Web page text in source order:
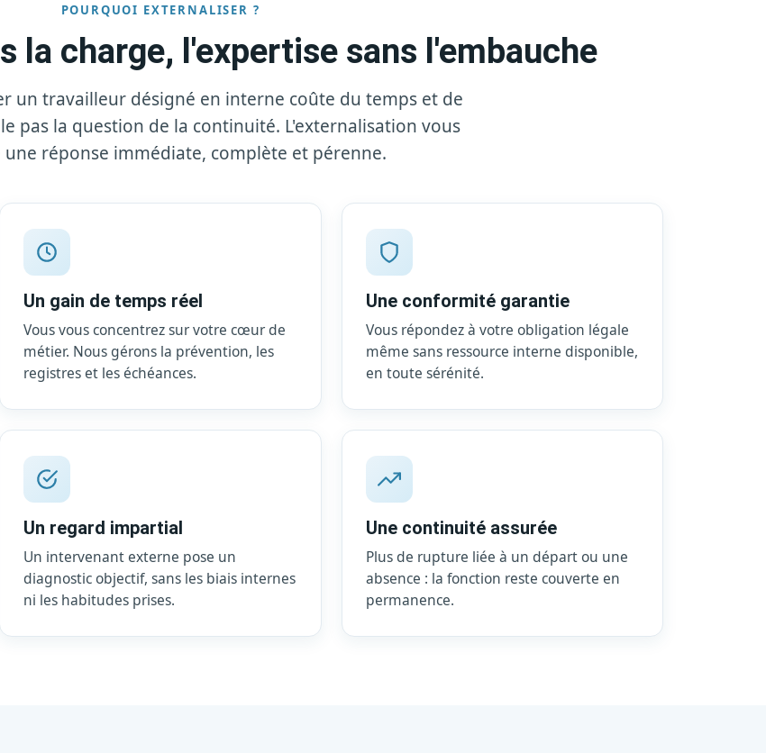
POURQUOI EXTERNALISER ?
la charge, l'expertise sans l'embauche
un travailleur désigné en interne coûte du temps et de
pas la question de la continuité. L'externalisation vous
réponse immédiate, complète et pérenne.
Un gain de temps réel
Vous vous concentrez sur votre cœur de
métier. Nous gérons la prévention, les
registres et les échéances.
Une conformité garantie
Vous répondez à votre obligation légale
même sans ressource interne disponible,
en toute sérénité.
Un regard impartial
Un intervenant externe pose un
diagnostic objectif, sans les biais internes
ni les habitudes prises.
Une continuité assurée
Plus de rupture liée à un départ ou une
absence : la fonction reste couverte en
permanence.